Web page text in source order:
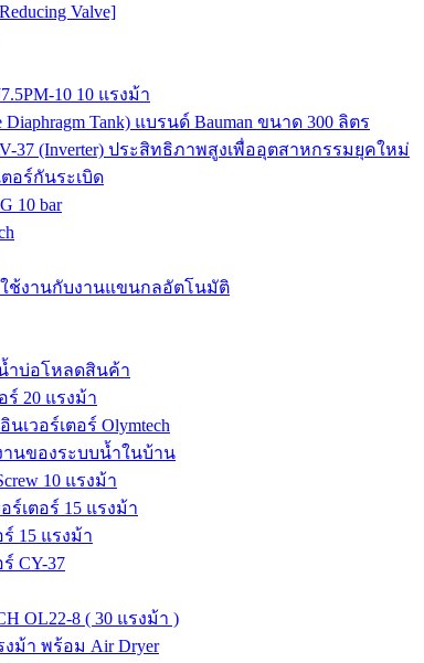
Valve]
10 10 แรงม้า
Tank) แบรนด์ Bauman ขนาด 300 ลิตร
37 (Inverter) ประสิทธิภาพสูงเพื่ออุตสาหกรรมยุคใหม่
อร์กันระเบิด
10 bar
ใช้งานกับงานแขนกลอัตโนมัติ
ำบ่อโหลดสินค้า
ร์ 20 แรงม้า
เวอร์เตอร์ Olymtech
านของระบบน้ำในบ้าน
10 แรงม้า
ร์เตอร์ 15 แรงม้า
15 แรงม้า
CY-37
OL22-8 ( 30 แรงม้า )
งม้า พร้อม Air Dryer